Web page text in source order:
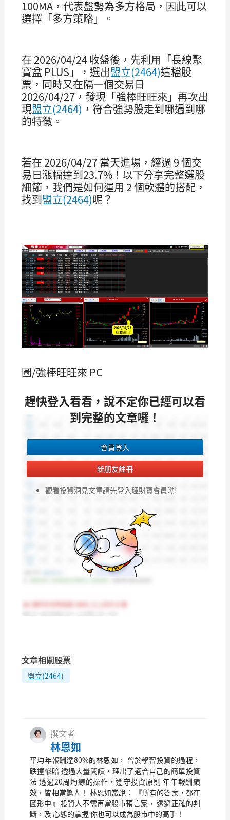
100MA，代表盤勢為多方格局，因此可以
選擇「多方策略」。
在 2026/04/24 收盤後，先利用「長線聚
寶盆 PLUS」，選出盟立(2464)這檔股
票，同時又在隔一個交易日
2026/04/27，發現「強棒旺旺來」再次出
現盟立(2464) ，符合強勢股走到哪遇到哪
的特徵。
若在 2026/04/27 當天進場，經過 9 個交
易日漲幅達到23.7%！以下分享完整選股
細節，我們是如何運用 2 個軟體的搭配，
找到盟立(2464)呢？
圖/強棒旺旺來 PC
趕快登入看看，說不定你已經可以看
到完整的文章囉！
會員登入
新朋友註冊
觀看投資洞見文章請先登入理財寶會員呦!
文章相關股票
盟立(2464)
撰文者
林恩如
平均年報酬達80%的林恩如， 曾於學習投資的過程，
跌撞慘賠 透過大量閱讀，理出了適合自己的簡單投資
法 透過20周均線的操作，遵守投資原則 年年報酬績
效，皆相當驚人！ 林恩如常說： 『所有的答案，都在
圖形中』 投資人不需再當股市預言家， 透過正確的判
斷，及 心態的掌握 你也可以成為股市中的高手！